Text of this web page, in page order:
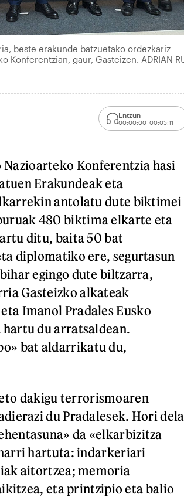
beste erakunde batzuetako ordezkariz
gaur, Gasteizen. ADRIAN
Entzun
00:00:00 00:05:11
Konferentzia hasi
Erakundeak eta
antolatu dute biktimei
480 biktima elkarte eta
ditu, baita 50 bat
diplomatiko ere, segurtasun
egingo dute biltzarra,
Gasteizko alkateak
Imanol Pradales Eusko
du arratsaldean.
bat aldarrikatu du,
dakigu terrorismoaren
du Pradalesek. Hori dela
da «elkarbizitza
hartuta: indarkeriari
aitortzea; memoria
eta printzipio eta balio